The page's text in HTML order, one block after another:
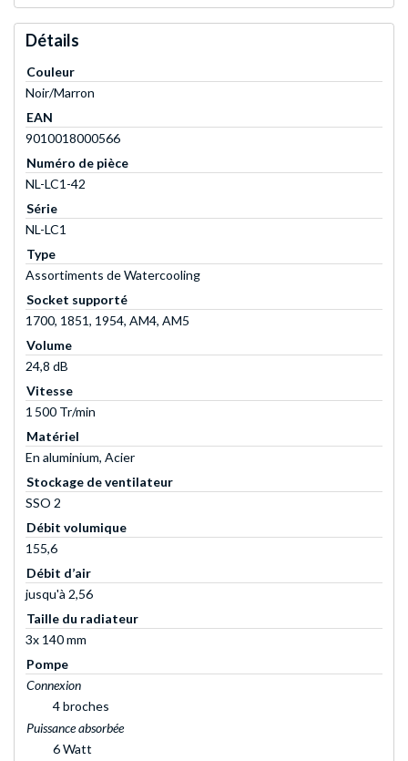
Détails
Couleur
Noir/Marron
EAN
9010018000566
Numéro de pièce
NL-LC1-42
Série
NL-LC1
Type
Assortiments de Watercooling
Socket supporté
1700, 1851, 1954, AM4, AM5
Volume
24,8 dB
Vitesse
1 500 Tr/min
Matériel
En aluminium, Acier
Stockage de ventilateur
SSO 2
Débit volumique
155,6
Débit d’air
jusqu'à 2,56
Taille du radiateur
3x 140 mm
Pompe
Connexion
4 broches
Puissance absorbée
6 Watt